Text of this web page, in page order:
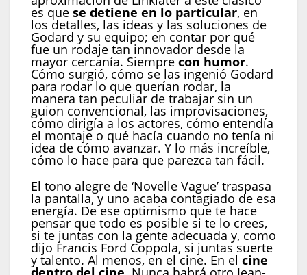
es que se detiene en lo particular, en
los detalles, las ideas y las soluciones de
Godard y su equipo; en contar por qué
fue un rodaje tan innovador desde la
mayor cercanía. Siempre con humor.
Cómo surgió, cómo se las ingenió Godard
para rodar lo que querían rodar, la
manera tan peculiar de trabajar sin un
guion convencional, las improvisaciones,
cómo dirigía a los actores, cómo entendía
el montaje o qué hacía cuando no tenía ni
idea de cómo avanzar. Y lo más increíble,
cómo lo hace para que parezca tan fácil.
El tono alegre de ‘Novelle Vague’ traspasa
la pantalla, y uno acaba contagiado de esa
energía. De ese optimismo que te hace
pensar que todo es posible si te lo crees,
si te juntas con la gente adecuada y, como
dijo Francis Ford Coppola, si juntas suerte
y talento. Al menos, en el cine. En el cine